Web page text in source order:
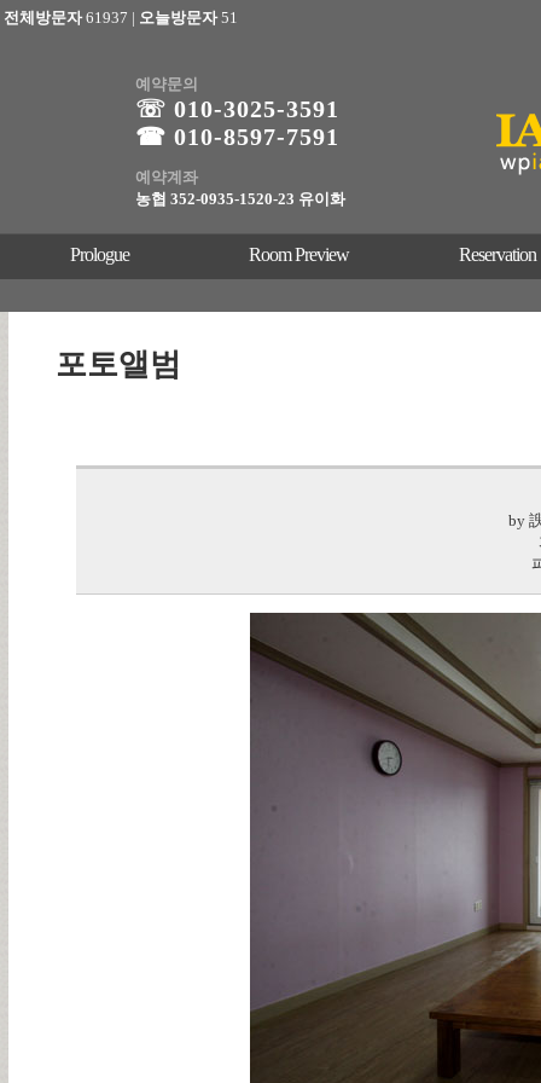
전체방문자61937 | 오늘방문자51
예약문의
☏ 010-3025-3591
☎ 010-8597-7591
예약계좌
농협 352-0935-1520-23 유이화
Prologue Room Preview Reservation
포토앨범
by